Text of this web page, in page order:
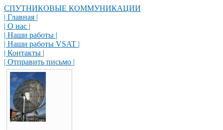
СПУТНИКОВЫЕ КОММУНИКАЦИИ
| Главная |
| О нас |
| Наши работы |
| Наши работы VSAT |
| Контакты |
| Отправить письмо |